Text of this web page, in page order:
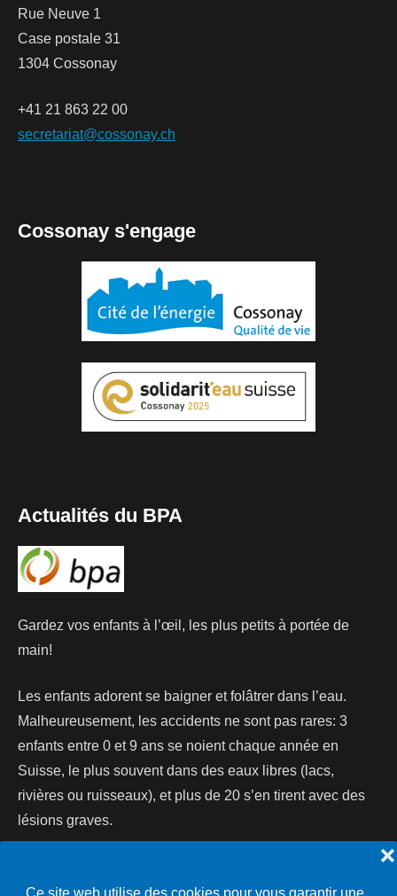
❌
Rue Neuve 1
Case postale 31
1304 Cossonay
+41 21 863 22 00
secretariat@cossonay.ch
Cossonay s'engage
Actualités du BPA
Gardez vos enfants à l’œil, les plus petits à portée de
main!
Les enfants adorent se baigner et folâtrer dans l’eau.
Malheureusement, les accidents ne sont pas rares: 3
enfants entre 0 et 9 ans se noient chaque année en
Suisse, le plus souvent dans des eaux libres (lacs,
rivières ou ruisseaux), et plus de 20 s’en tirent avec des
lésions graves.